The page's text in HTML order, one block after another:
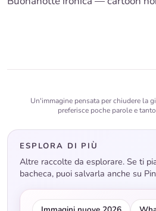
Un'immagine pensata per chiudere la
preferisce poche parole e
ESPLORA DI PIÙ
Altre raccolte da esplorare. Se ti
bacheca, puoi salvarla anche su